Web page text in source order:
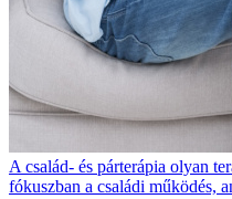
A család- és párterápia olyan
fókuszban a családi működés,